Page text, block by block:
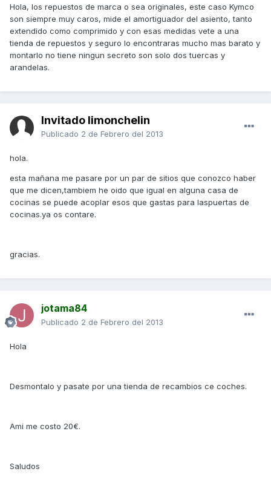
Hola, los repuestos de marca o sea originales, este caso Kymco
son siempre muy caros, mide el amortiguador del asiento, tanto
extendido como comprimido y con esas medidas vete a una
tienda de repuestos y seguro lo encontraras mucho mas barato y
montarlo no tiene ningun secreto son solo dos tuercas y
arandelas.
Invitado limonchelin
Publicado 2 de Febrero del 2013
hola.
esta mañana me pasare por un par de sitios que conozco haber
que me dicen,tambiem he oido que igual en alguna casa de
cocinas se puede acoplar esos que gastas para laspuertas de
cocinas.ya os contare.
gracias.
jotama84
Publicado 2 de Febrero del 2013
Hola
Desmontalo y pasate por una tienda de recambios ce coches.
Ami me costo 20€.
Saludos